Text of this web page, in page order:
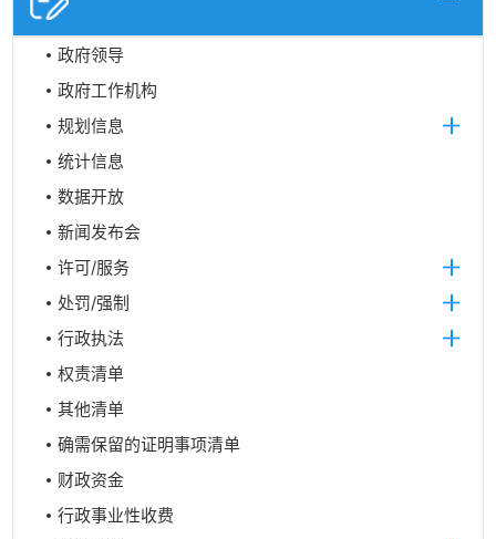
政府领导
政府工作机构
规划信息
统计信息
数据开放
新闻发布会
许可/服务
处罚/强制
行政执法
权责清单
其他清单
确需保留的证明事项清单
财政资金
行政事业性收费